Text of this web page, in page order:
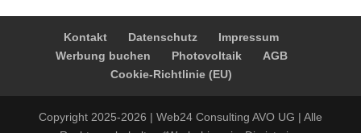
Kontakt Datenschutz
Impressum
Werbung buchen
Photovoltaik
AGB
Cookie-Richtlinie (EU)
Copyright 2025-2026 | Web24 Consulting AVO UG | Alle